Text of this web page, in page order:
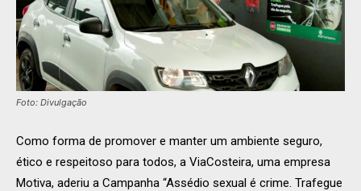
Foto: Divulgação
Como forma de promover e manter um ambiente seguro,
ético e respeitoso para todos, a ViaCosteira, uma empresa
Motiva, aderiu a Campanha “Assédio sexual é crime. Trafegue